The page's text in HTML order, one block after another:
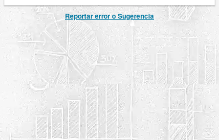
Reportar error o Sugerencia